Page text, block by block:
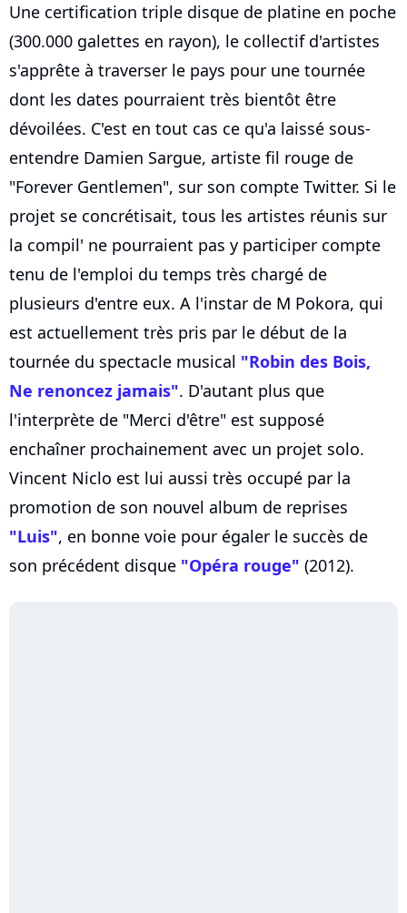
Une certification triple disque de platine en poche
(300.000 galettes en rayon), le collectif d'artistes
s'apprête à traverser le pays pour une tournée
dont les dates pourraient très bientôt être
dévoilées. C'est en tout cas ce qu'a laissé sous-
entendre Damien Sargue, artiste fil rouge de
"Forever Gentlemen", sur son compte Twitter. Si le
projet se concrétisait, tous les artistes réunis sur
la compil' ne pourraient pas y participer compte
tenu de l'emploi du temps très chargé de
plusieurs d'entre eux. A l'instar de M Pokora, qui
est actuellement très pris par le début de la
tournée du spectacle musical "Robin des Bois,
Ne renoncez jamais". D'autant plus que
l'interprète de "Merci d'être" est supposé
enchaîner prochainement avec un projet solo.
Vincent Niclo est lui aussi très occupé par la
promotion de son nouvel album de reprises
"Luis", en bonne voie pour égaler le succès de
son précédent disque "Opéra rouge" (2012).